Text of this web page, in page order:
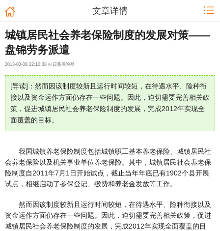
文章详情
城镇居民社会养老保险制度的发展对策——
盘锦劳务派遣
2013-03-08 22:10:38 向日葵保险网
[导读]：然而因该制度较新且运行时间较短，在待遇水平、险种衔
接以及资金运作方面仍存在一些问题。因此，迫切需要完善相关政
策，促进城镇居民社会养老保险制度的发展，完成2012年实现全
面覆盖的目标。
我国城镇养老保险制度包括城镇职工基本养老保险、城镇居民社
会养老保险以及机关事业单位养老保险。其中，城镇居民社会养老保
险制度自2011年7月1日开始试点，截止当年年底已有1902个县开展
试点，相继启动了参保登记、缴费和养老金发放等工作。
然而因该制度较新且运行时间较短，在待遇水平、险种衔接以及
资金运作方面仍存在一些问题。因此，迫切需要完善相关政策，促进
城镇居民社会养老保险制度的发展，完成2012年实现全面覆盖的目